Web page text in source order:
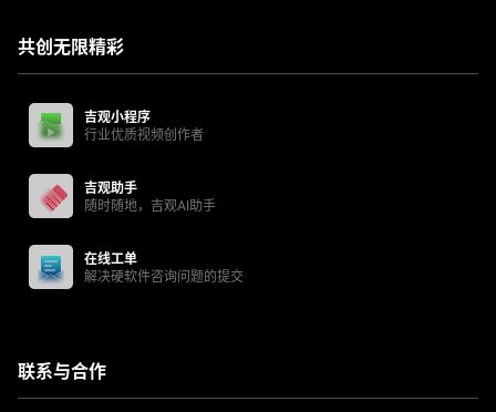
共创无限精彩
吉观小程序
行业优质视频创作者
吉观助手
随时随地，吉观AI助手
在线工单
解决硬软件咨询问题的提交
联系与合作